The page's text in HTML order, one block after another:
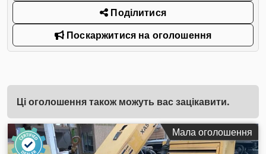
Поділитися
Поскаржитися на оголошення
Ці оголошення також можуть вас зацікавити.
Мала оголошення